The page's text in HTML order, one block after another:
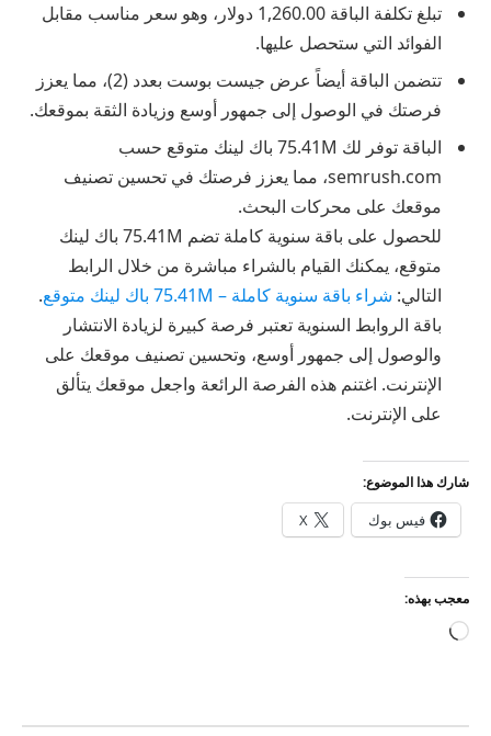
تبلغ تكلفة الباقة 1,260.00 دولار، وهو سعر مناسب مقابل
الفوائد التي ستحصل عليها.
تتضمن الباقة أيضاً عرض جيست بوست بعدد (2)، مما يعزز
فرصتك في الوصول إلى جمهور أوسع وزيادة الثقة بموقعك.
الباقة توفر لك 75.41M باك لينك متوقع حسب
semrush.com، مما يعزز فرصتك في تحسين تصنيف
موقعك على محركات البحث.
للحصول على باقة سنوية كاملة تضم 75.41M باك لينك
متوقع، يمكنك القيام بالشراء مباشرة من خلال الرابط
التالي: شراء باقة سنوية كاملة – 75.41M باك لينك متوقع
.
باقة الروابط السنوية تعتبر فرصة كبيرة لزيادة الانتشار
والوصول إلى جمهور أوسع، وتحسين تصنيف موقعك على
الإنترنت. اغتنم هذه الفرصة الرائعة واجعل موقعك يتألق
على الإنترنت.
شارك هذا الموضوع:
فيس بوك X
معجب بهذه:
جاري